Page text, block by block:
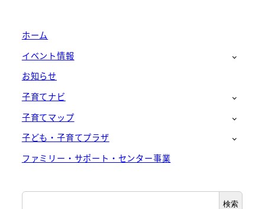
ホーム
イベント情報
お知らせ
子育てナビ
子育てマップ
子ども・子育てプラザ
ファミリー・サポート・センター事業
検
検索